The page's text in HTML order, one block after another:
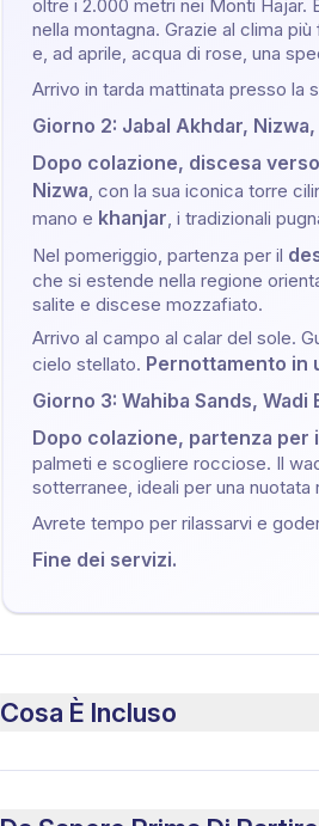
oltre i 2.000 metri nei Monti Hajar.
nella montagna. Grazie al clima
e, ad aprile, acqua di rose, una
Arrivo in tarda mattinata presso la
Giorno 2: Jabal Akhdar,
Dopo colazione, discesa
Nizwa, con la sua iconica torre
mano e khanjar, i tradizionali
Nel pomeriggio, partenza per il
che si estende nella regione
salite e discese mozzafiato.
Arrivo al campo al calar del sole.
cielo stellato. Pernottamento in
Giorno 3: Wahiba Sands,
Dopo colazione, partenza per
palmeti e scogliere rocciose. Il
sotterranee, ideali per una nuotata
Avrete tempo per rilassarvi e
Fine dei servizi.
Cosa È Incluso
Incluso